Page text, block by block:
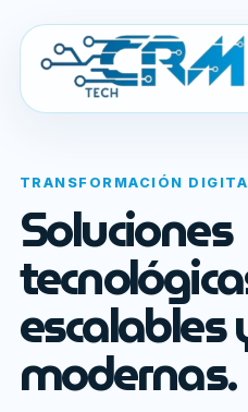
TRANSFORMACIÓN
Soluciones
escalables
modernas.